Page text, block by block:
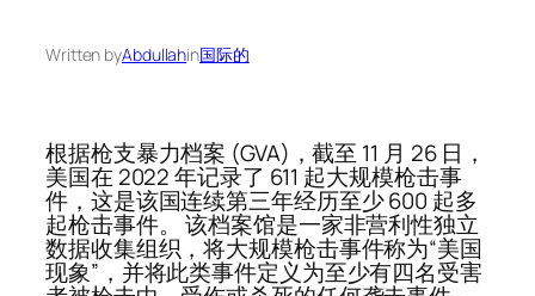
Written byAbdullahin国际的
根据枪支暴力档案 (GVA)，截至 11 月 26 日，
美国在 2022 年记录了 611 起大规模枪击事
件，这是该国连续第三年经历至少 600 起多
起枪击事件。 该档案馆是一家非营利性独立
数据收集组织，将大规模枪击事件称为“美国
现象”，并将此类事件定义为至少有四名受害